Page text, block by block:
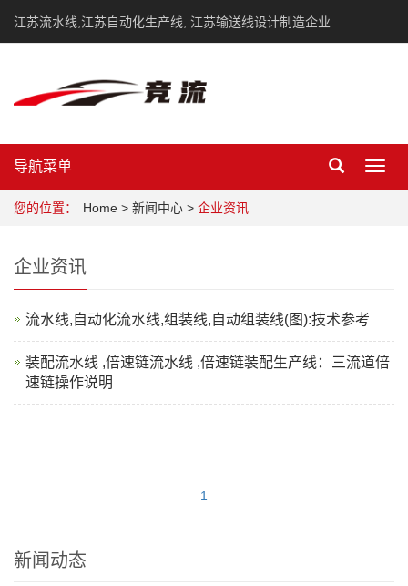
江苏流水线,江苏自动化生产线, 江苏输送线设计制造企业
导航菜单
您的位置： Home > 新闻中心 > 企业资讯
企业资讯
流水线,自动化流水线,组装线,自动组装线(图):技术参考
装配流水线 ,倍速链流水线 ,倍速链装配生产线：三流道倍
速链操作说明
1
新闻动态